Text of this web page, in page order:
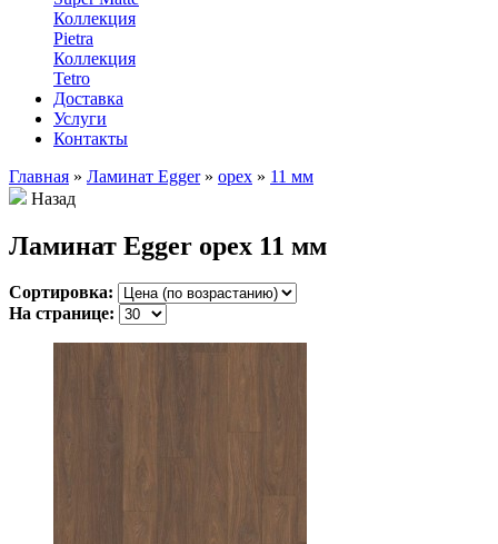
Коллекция
Pietra
Коллекция
Tetro
Доставка
Услуги
Контакты
Главная » Ламинат Egger » орех » 11 мм
Назад
Ламинат Egger орех 11 мм
Сортировка:
На странице: